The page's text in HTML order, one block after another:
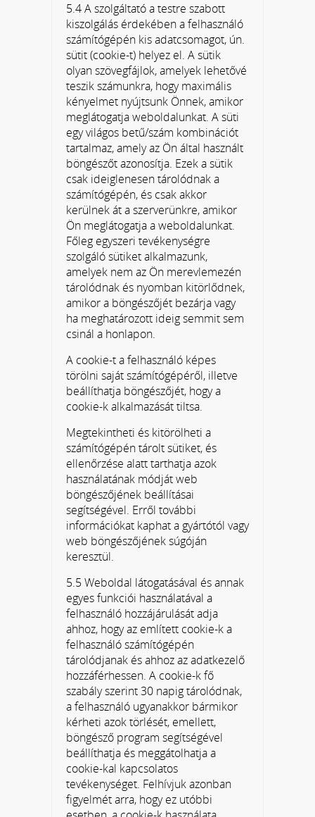
5.4 A szolgáltató a testre szabott
kiszolgálás érdekében a felhasználó
számítógépén kis adatcsomagot, ún.
sütit (cookie-t) helyez el. A sütik
olyan szövegfájlok, amelyek lehetővé
teszik számunkra, hogy maximális
kényelmet nyújtsunk Önnek, amikor
meglátogatja weboldalunkat. A süti
egy világos betű/szám kombinációt
tartalmaz, amely az Ön által használt
böngészőt azonosítja. Ezek a sütik
csak ideiglenesen tárolódnak a
számítógépén, és csak akkor
kerülnek át a szerverünkre, amikor
Ön meglátogatja a weboldalunkat.
Főleg egyszeri tevékenységre
szolgáló sütiket alkalmazunk,
amelyek nem az Ön merevlemezén
tárolódnak és nyomban kitörlődnek,
amikor a böngészőjét bezárja vagy
ha meghatározott ideig semmit sem
csinál a honlapon.
A cookie-t a felhasználó képes
törölni saját számítógépéről, illetve
beállíthatja böngészőjét, hogy a
cookie-k alkalmazását tiltsa.
Megtekintheti és kitörölheti a
számítógépén tárolt sütiket, és
ellenőrzése alatt tarthatja azok
használatának módját web
böngészőjének beállításai
segítségével. Erről további
információkat kaphat a gyártótól vagy
web böngészőjének súgóján
keresztül.
5.5 Weboldal látogatásával és annak
egyes funkciói használatával a
felhasználó hozzájárulását adja
ahhoz, hogy az említett cookie-k a
felhasználó számítógépén
tárolódjanak és ahhoz az adatkezelő
hozzáférhessen. A cookie-k fő
szabály szerint 30 napig tárolódnak,
a felhasználó ugyanakkor bármikor
kérheti azok törlését, emellett,
böngésző program segítségével
beállíthatja és meggátolhatja a
cookie-kal kapcsolatos
tevékenységet. Felhívjuk azonban
figyelmét arra, hogy ez utóbbi